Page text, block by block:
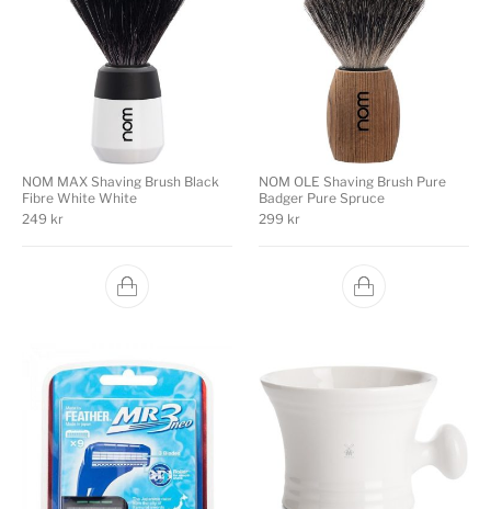
NOM MAX Shaving Brush Black
Fibre White White
249 kr
NOM OLE Shaving Brush Pure
Badger Pure Spruce
299 kr